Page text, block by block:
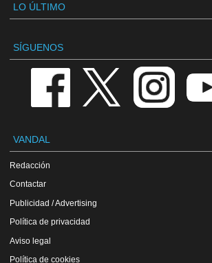
LO ÚLTIMO
SÍGUENOS
VANDAL
Redacción
Contactar
Publicidad / Advertising
Política de privacidad
Aviso legal
Política de cookies